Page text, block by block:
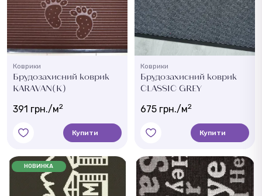
Коврики
Брудозахисний коврик
KARAVAN(K)
391 грн./м2
Купити
Коврики
Брудозахисний коврик
CLASSIC GREY
675 грн./м2
Купити
НОВИНКА